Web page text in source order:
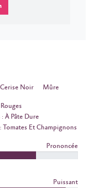
Cerise Noir Mûre
: À Pâte Dure
Tomates Et Champignons
Prononcée
Puissant